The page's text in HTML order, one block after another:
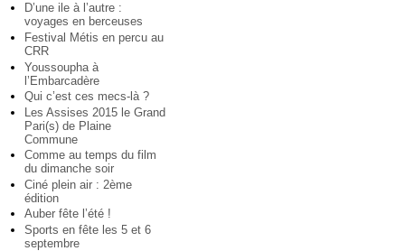
D’une ile à l’autre :
voyages en berceuses
Festival Métis en percu au
CRR
Youssoupha à
l’Embarcadère
Qui c’est ces mecs-là ?
Les Assises 2015 le Grand
Pari(s) de Plaine
Commune
Comme au temps du film
du dimanche soir
Ciné plein air : 2ème
édition
Auber fête l’été !
Sports en fête les 5 et 6
septembre